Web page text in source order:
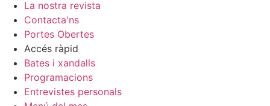
La nostra revista
Contacta'ns
Portes Obertes
Accés ràpid
Bates i xandalls
Programacions
Entrevistes personals